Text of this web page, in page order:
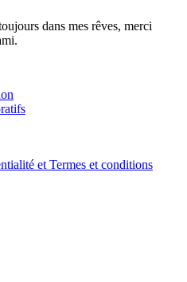
dans mes rêves, merci
et Termes et conditions